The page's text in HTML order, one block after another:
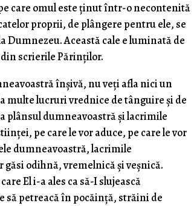
care omul este ținut într-o necontenită
proprii, de plângere pentru ele, se
Dumnezeu. Această cale e luminată de
scrierile Părinților.
înșivă, nu veți afla nici un
multe lucruri vrednice de tânguire și de
plânsul dumneavoastră și lacrimile
pe care le vor aduce, pe care le vor
dumneavoastră, lacrimile
odihnă, vremelnică și veșnică.
El i-a ales ca să-I slujească
să petreacă în pocăință, străini de